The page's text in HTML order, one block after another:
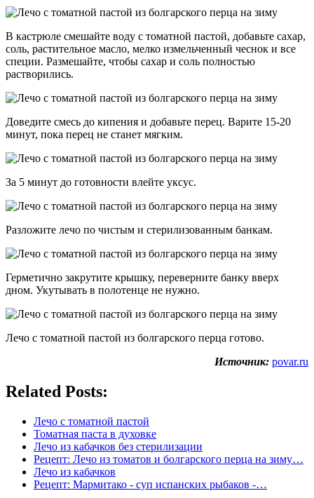
В кастрюле смешайте воду с томатной пастой, добавьте сахар,
соль, растительное масло, мелко измельченный чеснок и все
специи. Размешайте, чтобы сахар и соль полностью
растворились.
Доведите смесь до кипения и добавьте перец. Варите 15-20
минут, пока перец не станет мягким.
За 5 минут до готовности влейте уксус.
Разложите лечо по чистым и стерилизованным банкам.
Герметично закрутите крышку, переверните банку вверх
дном. Укутывать в полотенце не нужно.
Лечо с томатной пастой из болгарского перца готово.
Источник: povar.ru
Related Posts:
Лечо с томатной пастой
Томатная паста в духовке
Лечо из кабачков без стерилизации
Рецепт: Лечо из томатов и болгарского перца на зиму…
Лечо из кабачков
Рецепт: Мармитако - суп испанских рыбаков -…